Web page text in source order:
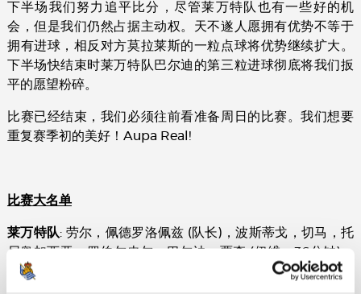
下半场我们努力追平比分，尽管莱万特队也有一些好的机
会，但是我们仍然占据主动权。天不遂人愿拥有优势不等于
拥有进球，相反对方莫拉莱斯的一粒点球将优势继续扩大。
下半场快结束时莱万特队巴尔迪的第三粒进球彻底将我们扳
平的愿望粉碎。
比赛已经结束，我们必须往前看准备周日的比赛。我们想要
重复赛季初的美好！Aupa Real!
比赛大名单
莱万特队: 劳尔，佩德罗洛佩兹 (队长)，波斯蒂戈，切马，托
尼奥加西亚，罗伯尔皮尔，巴尔迪，贾森 (伊维，36分钟)，
坎帕尼亚 (杜库雷，67分钟)，莫拉莱斯 (萨莫埃尔，80分